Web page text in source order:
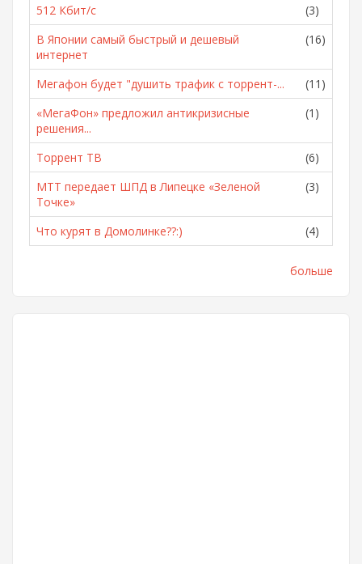
512 Кбит/с
(3)
В Японии самый быстрый и дешевый
интернет
(16)
Мегафон будет "душить трафик с торрент-...
(11)
«МегаФон» предложил антикризисные
решения...
(1)
Торрент ТВ
(6)
МТТ передает ШПД в Липецке «Зеленой
Точке»
(3)
Что курят в Домолинке??:) (4)
больше